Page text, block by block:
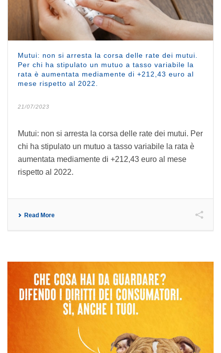
Mutui: non si arresta la corsa delle rate dei mutui.
Per chi ha stipulato un mutuo a tasso variabile la
rata è aumentata mediamente di +212,43 euro al
mese rispetto al 2022.
21/07/2023
Mutui: non si arresta la corsa delle rate dei mutui. Per
chi ha stipulato un mutuo a tasso variabile la rata è
aumentata mediamente di +212,43 euro al mese
rispetto al 2022.
Read More